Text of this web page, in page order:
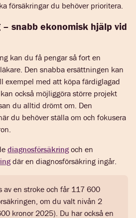
försäkringar du behöver prioritera.
snabb ekonomisk hjälp vid
kan du få pengar så fort en
Den snabba ersättningen kan
exempel med att köpa färdiglagad
också möjliggöra större projekt
du alltid drömt om. Den
du behöver ställa om och fokusera
diagnosförsäkringoch en
där en diagnosförsäkring ingår.
av en stroke och får 117 600
om du valt nivån 2
kronor 2025). Du har också en